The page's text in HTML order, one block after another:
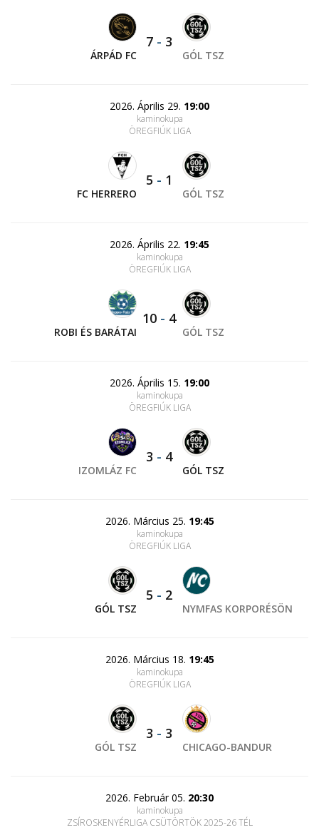
ÁRPÁD FC
7 - 3
GÓL TSZ
2026. Április 29. 19:00
kaminokupa
ÖREGFIÚK LIGA
FC HERRERO
5 - 1
GÓL TSZ
2026. Április 22. 19:45
kaminokupa
ÖREGFIÚK LIGA
ROBI ÉS BARÁTAI
10 - 4
GÓL TSZ
2026. Április 15. 19:00
kaminokupa
ÖREGFIÚK LIGA
IZOMLÁZ FC
3 - 4
GÓL TSZ
2026. Március 25. 19:45
kaminokupa
ÖREGFIÚK LIGA
GÓL TSZ
5 - 2
NYMFAS KORPORÉSÖN
2026. Március 18. 19:45
kaminokupa
ÖREGFIÚK LIGA
GÓL TSZ
3 - 3
CHICAGO-BANDUR
2026. Február 05. 20:30
kaminokupa
ZSÍROSKENYÉRLIGA CSÜTÖRTÖK 2025-26 TÉL